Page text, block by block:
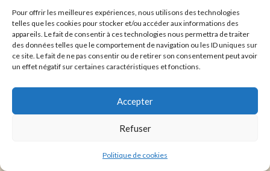
Pour offrir les meilleures expériences, nous utilisons des technologies
telles que les cookies pour stocker et/ou accéder aux informations des
appareils. Le fait de consentir à ces technologies nous permettra de traiter
des données telles que le comportement de navigation ou les ID uniques sur
ce site. Le fait de ne pas consentir ou de retirer son consentement peut avoir
un effet négatif sur certaines caractéristiques et fonctions.
Accepter
Refuser
Politique de cookies
Christelle Augris
Voir toutes les publications